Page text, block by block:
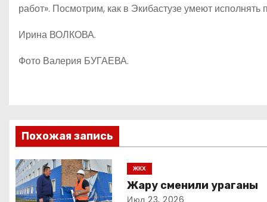
работ». Посмотрим, как в Экибастузе умеют исполнять
Ирина ВОЛКОВА.
Фото Валерия БУГАЕВА.
в
и
г
Похожая запись
ЖКХ
Жару сменили ураганы